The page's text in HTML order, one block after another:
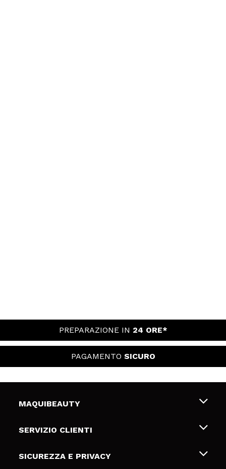
PREPARAZIONE IN 24 ORE*
PAGAMENTO SICURO
MAQUIBEAUTY
Chi siamo
Gift Cards
SERVIZIO CLIENTI
Spedizioni & Resi
SICUREZZA E PRIVACY